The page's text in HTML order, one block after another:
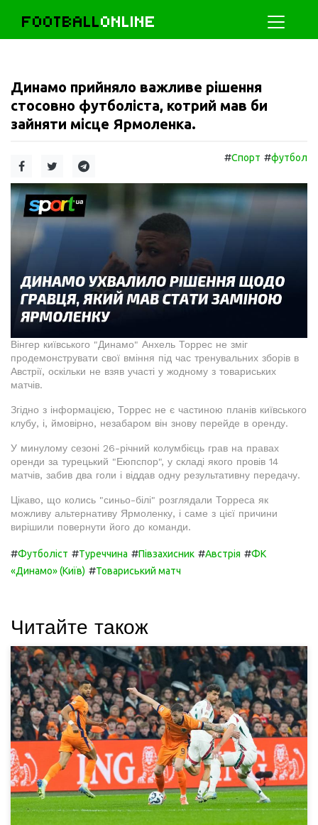
FOOTBALLONLINE
Динамо прийняло важливе рішення
стосовно футболіста, котрий мав би
зайняти місце Ярмоленка.
#Спорт #футбол
Вінгер київського "Динамо" Анхель Торрес не зміг
продемонструвати свої вміння під час тренувальних зборів в
Австрії, оскільки не взяв участі у жодному з товариських
матчів.
Згідно з інформацією, Торрес не є частиною планів київського
клубу, і, ймовірно, незабаром він знову перейде в оренду.
У минулому сезоні 26-річний колумбієць грав на правах
оренди за турецький "Еюпспор", у складі якого провів 14
матчів, забив два голи і віддав одну результативну передачу.
Цікаво, що колись "синьо-білі" розглядали Торреса як
можливу альтернативу Ярмоленку, і саме з цієї причини
вирішили повернути його до команди.
#Футболіст #Туреччина #Півзахисник #Австрія #ФК
«Динамо» (Київ) #Товариський матч
Читайте також